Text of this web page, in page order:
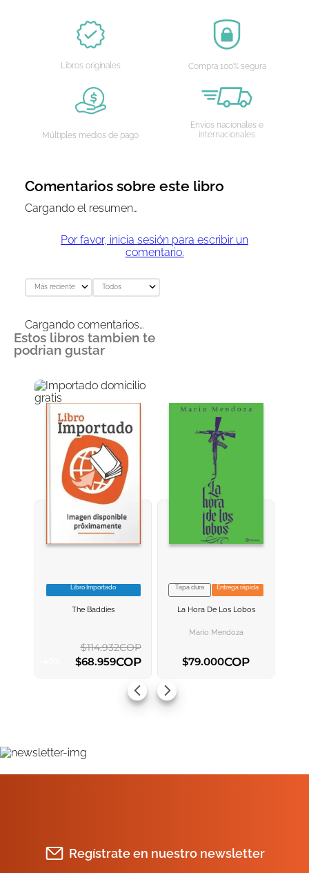
Libros originales Compra 100% segura
Múltiples medios de pago
Envíos nacionales e
internacionales
Comentarios sobre este libro
Cargando el resumen…
Por favor, inicia sesión para escribir un
comentario.
Más reciente Todos
Cargando comentarios…
Estos libros tambien te
podrian gustar
VER INFORMACION
Libro Importado
The Baddies
$114.932COP
$68.959COP
VER INFORMACION
Tapa dura Entrega rápida
La Hora De Los Lobos
Mario Mendoza
$79.000COP
Regístrate en nuestro newsletter